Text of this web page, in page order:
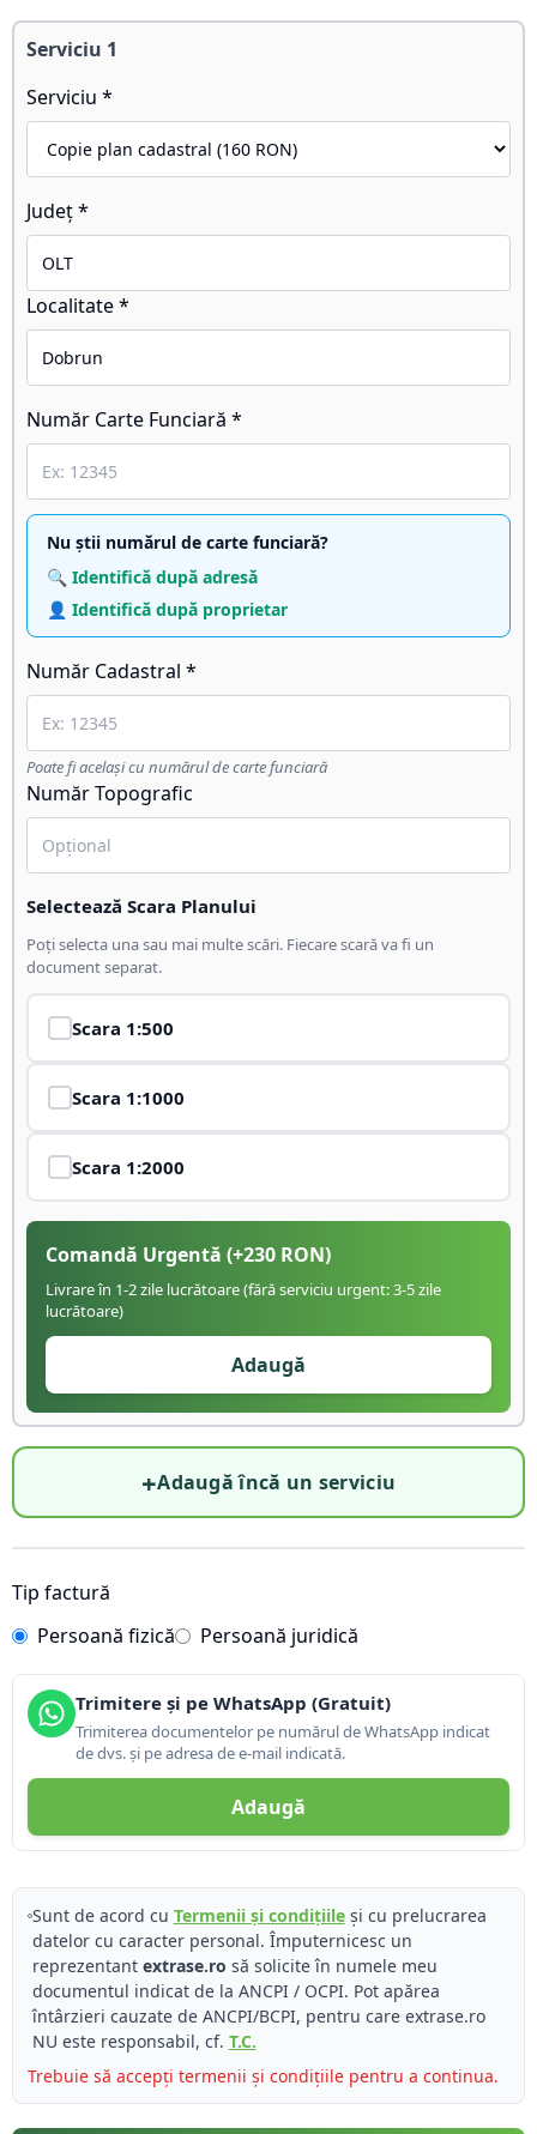
Serviciu 1
Serviciu *
Județ *
Localitate *
Număr Carte Funciară *
Nu știi numărul de carte funciară?
🔍 Identifică după adresă
👤 Identifică după proprietar
Număr Cadastral *
Poate fi același cu numărul de carte funciară
Număr Topografic
Selectează Scara Planului
Poți selecta una sau mai multe scări. Fiecare scară va fi un
document separat.
Scara 1:500
Scara 1:1000
Scara 1:2000
Comandă Urgentă (+230 RON)
Livrare în 1-2 zile lucrătoare (fără serviciu urgent: 3-5 zile
lucrătoare)
Adaugă
+Adaugă încă un serviciu
Tip factură
Persoană fizică
Persoană juridică
Trimitere și pe WhatsApp (Gratuit)
Trimiterea documentelor pe numărul de WhatsApp indicat
de dvs. și pe adresa de e-mail indicată.
Adaugă
Sunt de acord cu Termenii și condițiileși cu prelucrarea
datelor cu caracter personal. Împuternicesc un
reprezentant extrase.ro să solicite în numele meu
documentul indicat de la ANCPI / OCPI. Pot apărea
întârzieri cauzate de ANCPI/BCPI, pentru care extrase.ro
NU este responsabil, cf. T.C.
Trebuie să accepți termenii și condițiile pentru a continua.